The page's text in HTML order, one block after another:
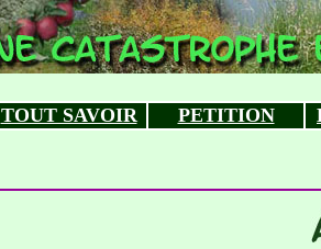
TOUT SAVOIR PETITION